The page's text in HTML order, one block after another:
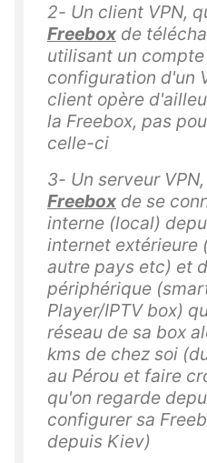
2- Un client VPN,
Freebox de
utilisant un
configuration d'un
client opère
la Freebox, pas
celle-ci
3- Un serveur
Freebox de se
interne (local)
internet extérieure
autre pays etc) et
périphérique
Player/IPTV box)
réseau de sa box
kms de chez soi
au Pérou et faire
qu'on regarde
configurer sa
depuis Kiev)